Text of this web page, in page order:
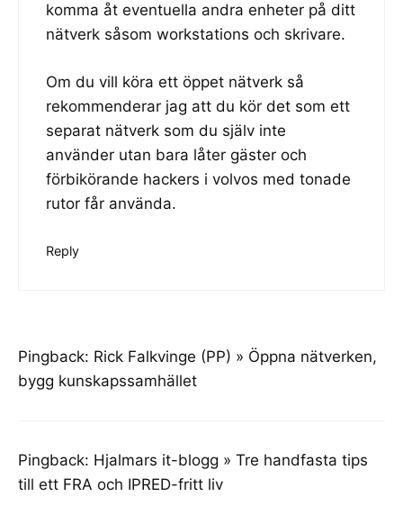
komma åt eventuella andra enheter på ditt
nätverk såsom workstations och skrivare.
Om du vill köra ett öppet nätverk så
rekommenderar jag att du kör det som ett
separat nätverk som du själv inte
använder utan bara låter gäster och
förbikörande hackers i volvos med tonade
rutor får använda.
Reply
Pingback: Rick Falkvinge (PP) » Öppna nätverken,
bygg kunskapssamhället
Pingback: Hjalmars it-blogg » Tre handfasta tips
till ett FRA och IPRED-fritt liv